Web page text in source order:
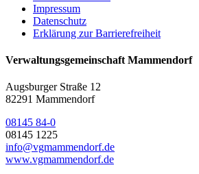
Impressum
Datenschutz
Erklärung zur Barrierefreiheit
Verwaltungsgemeinschaft Mammendorf
Augsburger Straße 12
82291 Mammendorf
08145 84-0
08145 1225
info@vgmammendorf.de
www.vgmammendorf.de